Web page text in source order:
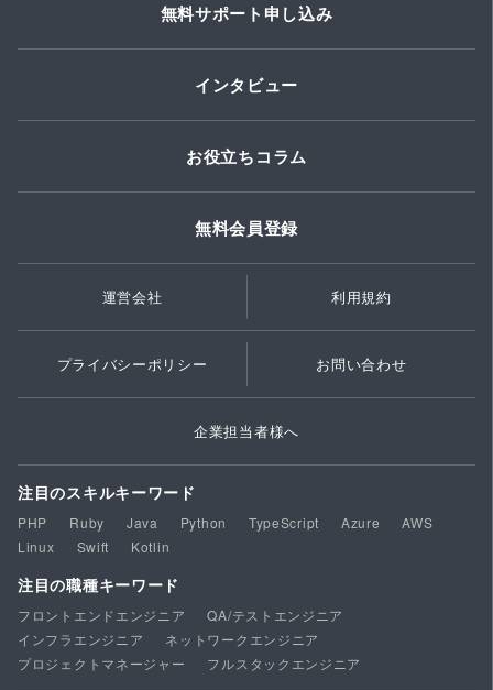
無料サポート申し込み
インタビュー
お役立ちコラム
無料会員登録
運営会社 利用規約
プライバシーポリシー お問い合わせ
企業担当者様へ
注目のスキルキーワード
PHP Ruby Java Python TypeScript Azure
AWS
Linux
Swift Kotlin
注目の職種キーワード
フロントエンドエンジニア
QA/テストエンジニア
インフラエンジニア
ネットワークエンジニア
プロジェクトマネージャー
フルスタックエンジニア